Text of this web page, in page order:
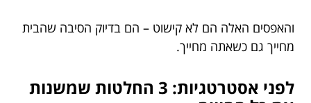
והאפסים האלה הם לא קישוט – הם בדיוק הסיבה שהבית
מחייך גם כשאתה מחייך.
לפני אסטרטגיות: 3 החלטות שמשנות